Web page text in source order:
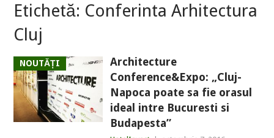
Etichetă: Conferinta Arhitectura
Cluj
NOUTĂȚI
Architecture
Conference&Expo: „Cluj-
Napoca poate sa fie orasul
ideal intre Bucuresti si
Budapesta”